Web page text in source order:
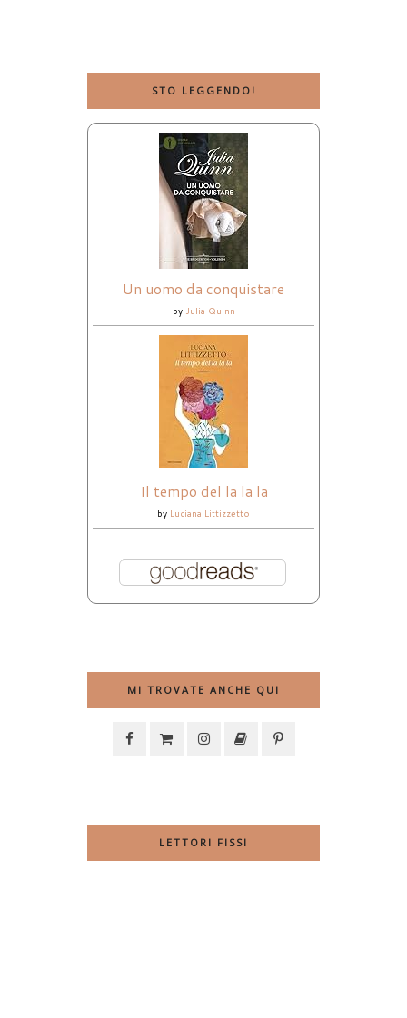
STO LEGGENDO!
Un uomo da conquistare
by Julia Quinn
Il tempo del la la la
by Luciana Littizzetto
MI TROVATE ANCHE QUI
LETTORI FISSI